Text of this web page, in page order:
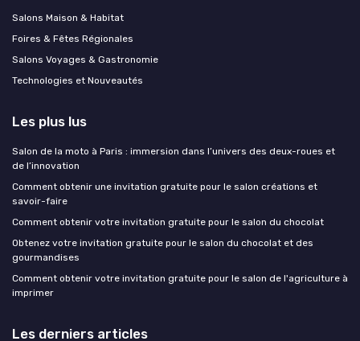
Salons Maison & Habitat
Foires & Fêtes Régionales
Salons Voyages & Gastronomie
Technologies et Nouveautés
Les plus lus
Salon de la moto à Paris : immersion dans l’univers des deux-roues et
de l’innovation
Comment obtenir une invitation gratuite pour le salon créations et
savoir-faire
Comment obtenir votre invitation gratuite pour le salon du chocolat
Obtenez votre invitation gratuite pour le salon du chocolat et des
gourmandises
Comment obtenir votre invitation gratuite pour le salon de l'agriculture à
imprimer
Les derniers articles